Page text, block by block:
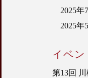
イベン
第13回
2025年
2025年